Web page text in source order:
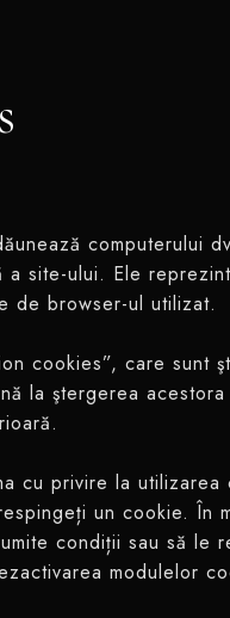
computerului
site-ului. Ele
de browser-ul utilizat.
cookies”, care sunt
la ştergerea
cu privire la
un cookie. În
condiții sau să le
modulelor